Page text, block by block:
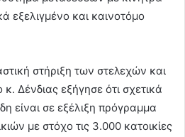
εξελιγμένο και καινοτόμο
στήριξη των στελεχών και
Δένδιας εξήγησε ότι σχετικά
είναι σε εξέλιξη πρόγραμμα
με στόχο τις 3.000 κατοικίες